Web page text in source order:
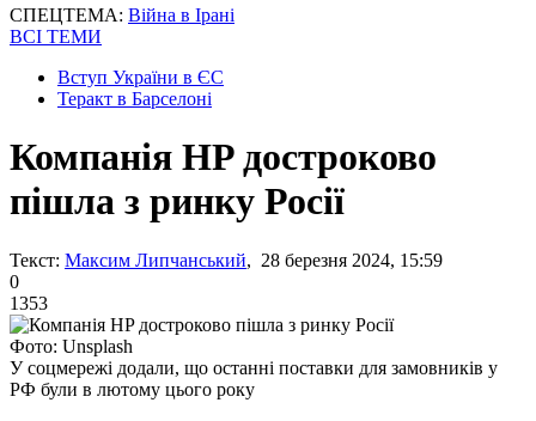
СПЕЦТЕМА: Війна в Ірані
ВСІ ТЕМИ
Вступ України в ЄС
Теракт в Барселоні
Компанія HP достроково
пішла з ринку Росії
Текст: Максим Липчанський, 28 березня 2024, 15:59
0
1353
Фото: Unsplash
У соцмережі додали, що останні поставки для замовників у
РФ були в лютому цього року